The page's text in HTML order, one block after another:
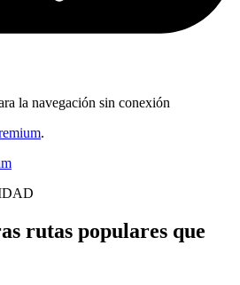
la navegación sin conexión
.
rutas populares que